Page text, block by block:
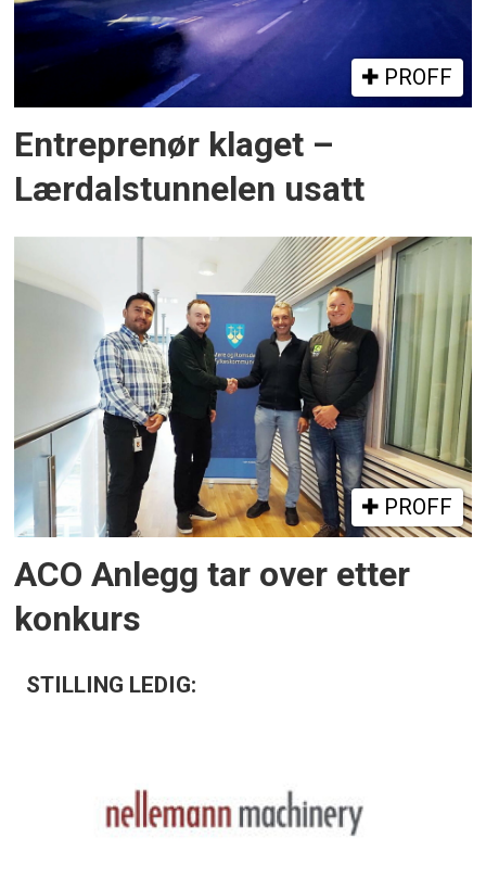
PROFF
Entreprenør klaget –
Lærdalstunnelen usatt
PROFF
ACO Anlegg tar over etter
konkurs
STILLING LEDIG: